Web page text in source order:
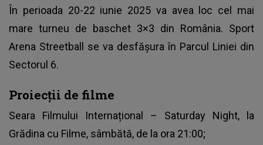
În perioada 20-22 iunie 2025 va avea loc cel mai
mare turneu de baschet 3×3 din România. Sport
Arena Streetball se va desfășura în Parcul Liniei din
Sectorul 6.
Proiecții de filme
Seara Filmului Internațional – Saturday Night, la
Grădina cu Filme, sâmbătă, de la ora 21:00;